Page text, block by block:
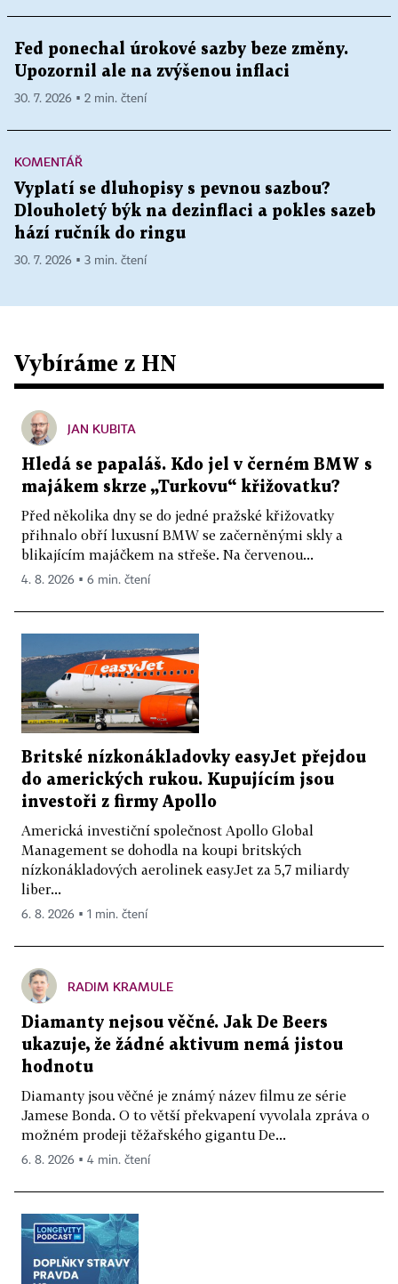
Fed ponechal úrokové sazby beze změny.
Upozornil ale na zvýšenou inflaci
30. 7. 2026 ▪ 2 min. čtení
KOMENTÁŘ
Vyplatí se dluhopisy s pevnou sazbou?
Dlouholetý býk na dezinflaci a pokles sazeb
hází ručník do ringu
30. 7. 2026 ▪ 3 min. čtení
Vybíráme z HN
JAN KUBITA
Hledá se papaláš. Kdo jel v černém BMW s
majákem skrze „Turkovu“ křižovatku?
Před několika dny se do jedné pražské křižovatky
přihnalo obří luxusní BMW se začerněnými skly a
blikajícím majáčkem na střeše. Na červenou...
4. 8. 2026 ▪ 6 min. čtení
Britské nízkonákladovky easyJet přejdou
do amerických rukou. Kupujícím jsou
investoři z firmy Apollo
Americká investiční společnost Apollo Global
Management se dohodla na koupi britských
nízkonákladových aerolinek easyJet za 5,7 miliardy
liber...
6. 8. 2026 ▪ 1 min. čtení
RADIM KRAMULE
Diamanty nejsou věčné. Jak De Beers
ukazuje, že žádné aktivum nemá jistou
hodnotu
Diamanty jsou věčné je známý název filmu ze série
Jamese Bonda. O to větší překvapení vyvolala zpráva o
možném prodeji těžařského gigantu De...
6. 8. 2026 ▪ 4 min. čtení